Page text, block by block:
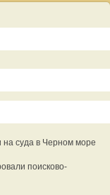
на суда в Черном море
поисково-